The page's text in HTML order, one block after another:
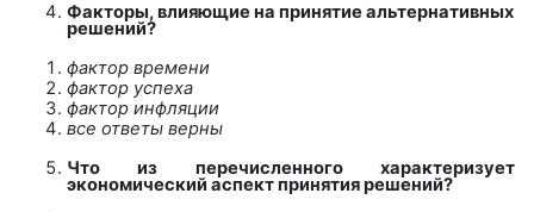
Факторы, влияющие на принятие альтернативных
решений?
фактор времени
фактор успеха
фактор инфляции
все ответы верны
Что из перечисленного характеризует
экономический аспект принятия решений?